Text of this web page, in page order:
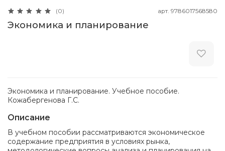
(0) арт. 9786017568580
Экономика и планирование
Экономика и планирование. Учебное пособие.
Кожабергенова Г.С.
Описание
В учебном пособии рассматриваются экономическое
содержание предприятия в условиях рынка,